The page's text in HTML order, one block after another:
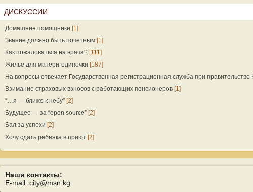
ДИСКУССИИ
Домашние помощники [1]
Звание должно быть почетным [1]
Как пожаловаться на врача? [111]
Жилье для матери-одиночки [187]
На вопросы отвечает Государственная регистрационная служба при правительстве
Взимание страховых взносов с работающих пенсионеров [1]
“…я — ближе к небу” [2]
Будущее — за “open source” [2]
Бал за успехи [2]
Хочу сдать ребенка в приют [2]
Наши контакты:
E-mail: city@msn.kg